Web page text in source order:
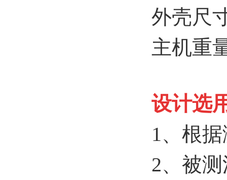
外壳尺
主机重
设计选
1、根
2、被